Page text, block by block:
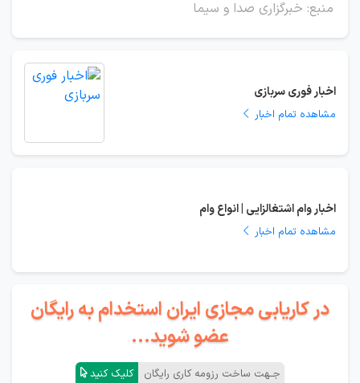
منبع: خبرگزاری صدا و سیما
اخبار فوری سربازی
مشاهده تمام اخبار
اخبار وام اشتغالزایی | انواع وام
مشاهده تمام اخبار
در کاریابی مجازی ایران استخدام به رایگان
عضو شوید...
جـهت ساخت رزومه کاری رایگان کلیک کنید